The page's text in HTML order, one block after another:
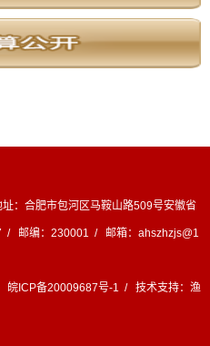
：合肥市包河区马鞍山路509号安徽省
/ 邮编：230001 / 邮箱：ahszhzjs@1
皖ICP备20009687号-1 / 技术支持： 渔